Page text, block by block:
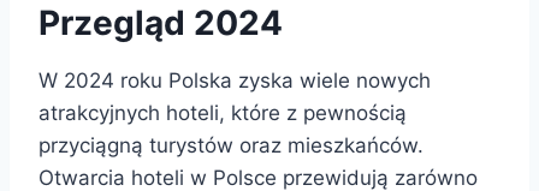
Przegląd 2024
W 2024 roku Polska zyska wiele nowych
atrakcyjnych hoteli, które z pewnością
przyciągną turystów oraz mieszkańców.
Otwarcia hoteli w Polsce przewidują zarówno